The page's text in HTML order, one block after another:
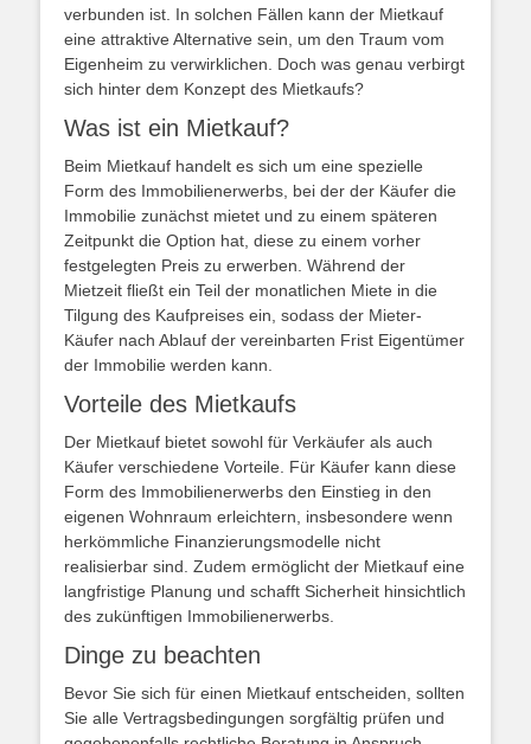
verbunden ist. In solchen Fällen kann der Mietkauf
eine attraktive Alternative sein, um den Traum vom
Eigenheim zu verwirklichen. Doch was genau verbirgt
sich hinter dem Konzept des Mietkaufs?
Was ist ein Mietkauf?
Beim Mietkauf handelt es sich um eine spezielle
Form des Immobilienerwerbs, bei der der Käufer die
Immobilie zunächst mietet und zu einem späteren
Zeitpunkt die Option hat, diese zu einem vorher
festgelegten Preis zu erwerben. Während der
Mietzeit fließt ein Teil der monatlichen Miete in die
Tilgung des Kaufpreises ein, sodass der Mieter-
Käufer nach Ablauf der vereinbarten Frist Eigentümer
der Immobilie werden kann.
Vorteile des Mietkaufs
Der Mietkauf bietet sowohl für Verkäufer als auch
Käufer verschiedene Vorteile. Für Käufer kann diese
Form des Immobilienerwerbs den Einstieg in den
eigenen Wohnraum erleichtern, insbesondere wenn
herkömmliche Finanzierungsmodelle nicht
realisierbar sind. Zudem ermöglicht der Mietkauf eine
langfristige Planung und schafft Sicherheit hinsichtlich
des zukünftigen Immobilienerwerbs.
Dinge zu beachten
Bevor Sie sich für einen Mietkauf entscheiden, sollten
Sie alle Vertragsbedingungen sorgfältig prüfen und